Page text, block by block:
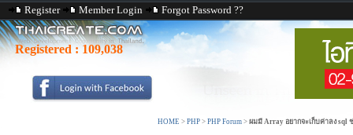
Register Member Login Forgot Password ??
Registered : 109,038
HOME > PHP > PHP Forum > ผมมี Array อยากจะเก็บค่าลง sql